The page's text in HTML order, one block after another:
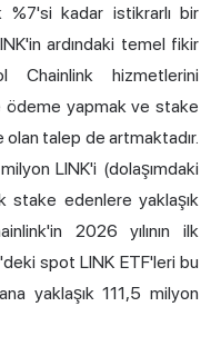
%7'si kadar istikrarlı bir
ardındaki temel fikir
Chainlink hizmetlerini
ödeme yapmak ve stake
olan talep de artmaktadır.
LINK'i (dolaşımdaki
stake edenlere yaklaşık
2026 yılının ilk
spot LINK ETF'leri bu
yaklaşık 111,5 milyon